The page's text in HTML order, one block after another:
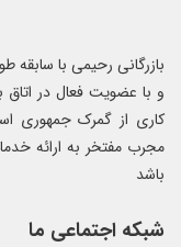
بازرگانی رحیمی با سابقه
و با عضویت فعال در اتاق
کاری از گمرک جمهوری
مجرب مفتخر به ارائه
باشد
شبکه اجتماعی ما